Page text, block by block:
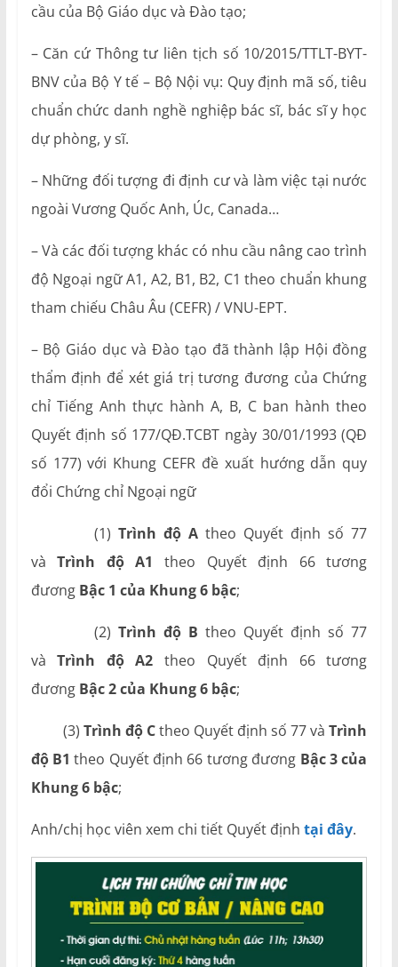
cầu của Bộ Giáo dục và Đào tạo;
– Căn cứ Thông tư liên tịch số 10/2015/TTLT-BYT-
BNV của Bộ Y tế – Bộ Nội vụ: Quy định mã số, tiêu
chuẩn chức danh nghề nghiệp bác sĩ, bác sĩ y học
dự phòng, y sĩ.
– Những đối tượng đi định cư và làm việc tại nước
ngoài Vương Quốc Anh, Úc, Canada…
– Và các đối tượng khác có nhu cầu nâng cao trình
độ Ngoại ngữ A1, A2, B1, B2, C1 theo chuẩn khung
tham chiếu Châu Âu (CEFR) / VNU-EPT.
– Bộ Giáo dục và Đào tạo đã thành lập Hội đồng
thẩm định để xét giá trị tương đương của Chứng
chỉ Tiếng Anh thực hành A, B, C ban hành theo
Quyết định số 177/QĐ.TCBT ngày 30/01/1993 (QĐ
số 177) với Khung CEFR đề xuất hướng dẫn quy
đổi Chứng chỉ Ngoại ngữ
(1)Trình độ A theo Quyết định số 77
vàTrình độ A1
theo Quyết định 66 tương
đương Bậc 1 của Khung 6 bậc;
(2)Trình độ B theo Quyết định số 77
vàTrình độ A2 theo Quyết định 66 tương
đương Bậc 2 của Khung 6 bậc;
(3) Trình độ Ctheo Quyết định số 77 vàTrình
độ B1 theo Quyết định 66 tương đương Bậc 3 của
Khung 6 bậc;
Anh/chị học viên xem chi tiết Quyết định tại đây.